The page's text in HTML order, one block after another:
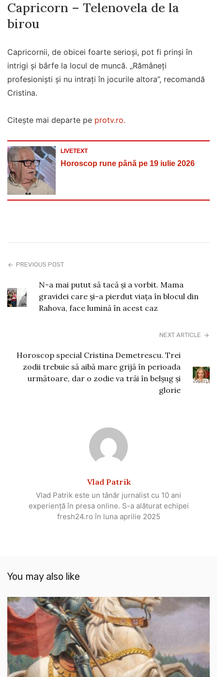
Capricorn – Telenovela de la
birou
Capricornii, de obicei foarte serioși, pot fi prinși în
intrigi și bârfe la locul de muncă. „Rămâneți
profesioniști și nu intrați în jocurile altora”, recomandă
Cristina.
Citește mai departe pe protv.ro.
LIVETEXT
Horoscop rune până pe 19 iulie 2026
PREVIOUS POST
N-a mai putut să tacă și a vorbit. Mama
gravidei care și-a pierdut viața în blocul din
Rahova, face lumină în acest caz
NEXT ARTICLE
Horoscop special Cristina Demetrescu. Trei
zodii trebuie să aibă mare grijă în perioada
următoare, dar o zodie va trăi în belșug și
glorie
Vlad Patrik
Vlad Patrik este un tânăr jurnalist cu 10 ani
experiență în presa online. S-a alăturat echipei
fresh24.ro în luna aprilie 2025
You may also like